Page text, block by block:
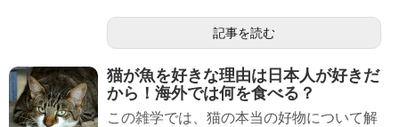
記事を読む
猫が魚を好きな理由は日本人が好きだ
から！海外では何を食べる？
この雑学では、猫の本当の好物について解